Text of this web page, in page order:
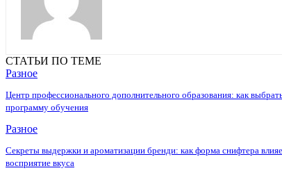
СТАТЬИ ПО ТЕМЕ
Разное
Центр профессионального дополнительного образования: как
программу обучения
Разное
Секреты выдержки и ароматизации бренди: как форма снифтера
восприятие вкуса